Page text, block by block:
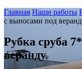
Главная Наши работы
с выносами под
Рубка сруба
веранду